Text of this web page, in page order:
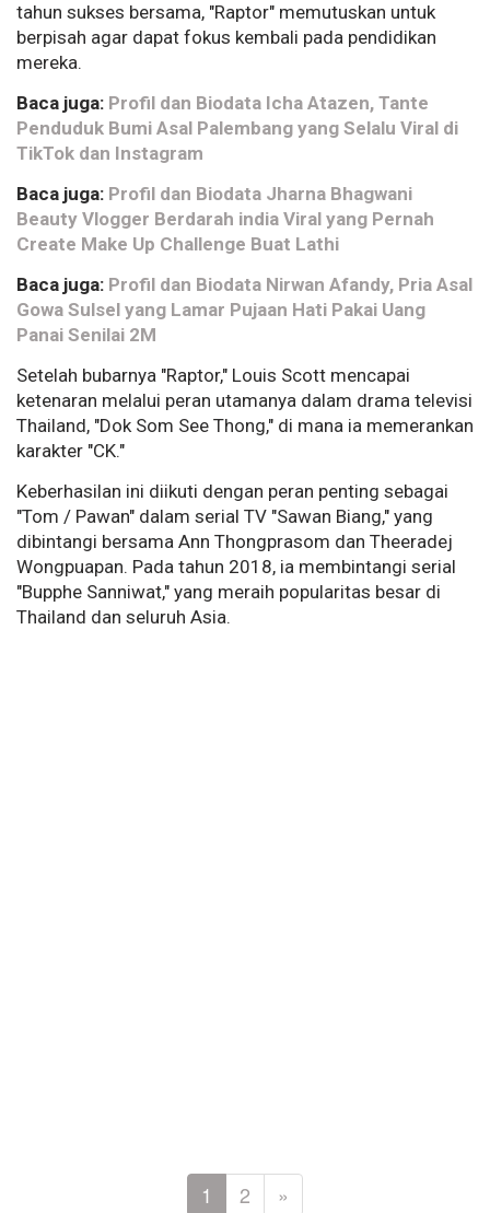
tahun sukses bersama, "Raptor" memutuskan untuk
berpisah agar dapat fokus kembali pada pendidikan
mereka.
Baca juga: Profil dan Biodata Icha Atazen, Tante
Penduduk Bumi Asal Palembang yang Selalu Viral di
TikTok dan Instagram
Baca juga: Profil dan Biodata Jharna Bhagwani
Beauty Vlogger Berdarah india Viral yang Pernah
Create Make Up Challenge Buat Lathi
Baca juga: Profil dan Biodata Nirwan Afandy, Pria Asal
Gowa Sulsel yang Lamar Pujaan Hati Pakai Uang
Panai Senilai 2M
Setelah bubarnya "Raptor," Louis Scott mencapai
ketenaran melalui peran utamanya dalam drama televisi
Thailand, "Dok Som See Thong," di mana ia memerankan
karakter "CK."
Keberhasilan ini diikuti dengan peran penting sebagai
"Tom / Pawan" dalam serial TV "Sawan Biang," yang
dibintangi bersama Ann Thongprasom dan Theeradej
Wongpuapan. Pada tahun 2018, ia membintangi serial
"Bupphe Sanniwat," yang meraih popularitas besar di
Thailand dan seluruh Asia.
1 2 »